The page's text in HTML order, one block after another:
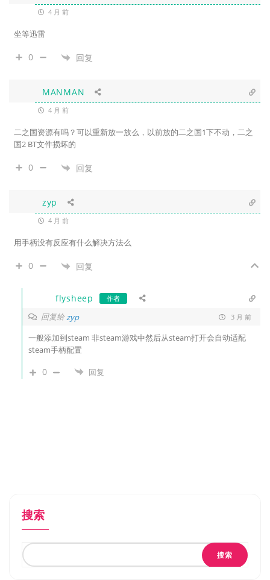
4 月 前
坐等迅雷
0 回复
MANMAN
4 月 前
二之国资源有吗？可以重新放一放么，以前放的二之国1下不动，二之
国2 BT文件损坏的
0 回复
zyp
4 月 前
用手柄没有反应有什么解决方法么
0 回复
flysheep 作者
回复给zyp 3 月 前
一般添加到steam 非steam游戏中然后从steam打开会自动适配
steam手柄配置
0 回复
搜索
搜索